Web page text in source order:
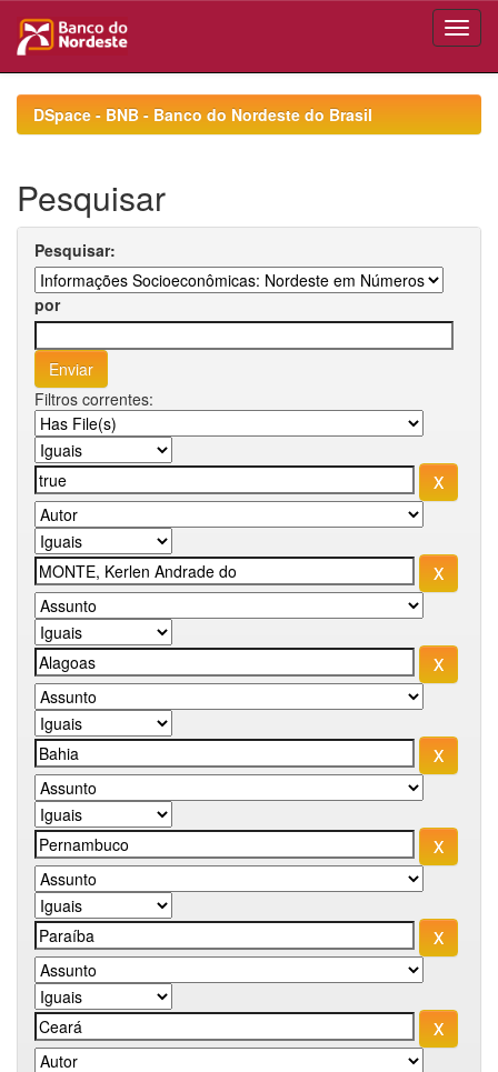
navigationDSpace - BNB - Banco do Nordeste do Brasil
Pesquisar
Pesquisar:
por
Filtros correntes: